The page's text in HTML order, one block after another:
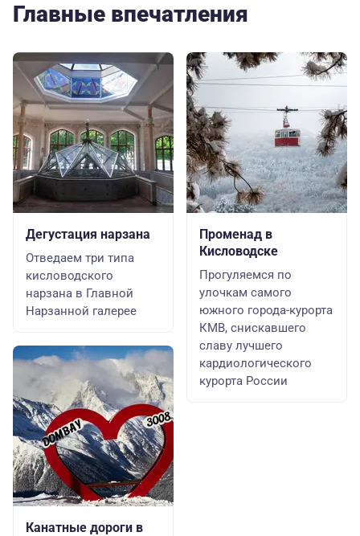
Главные впечатления
Дегустация нарзана
Отведаем три типа
кисловодского
нарзана в Главной
Нарзанной галерее
Канатные дороги в
Променад в
Кисловодске
Прогуляемся по
улочкам самого
южного города-курорта
КМВ, снискавшего
славу лучшего
кардиологического
курорта России